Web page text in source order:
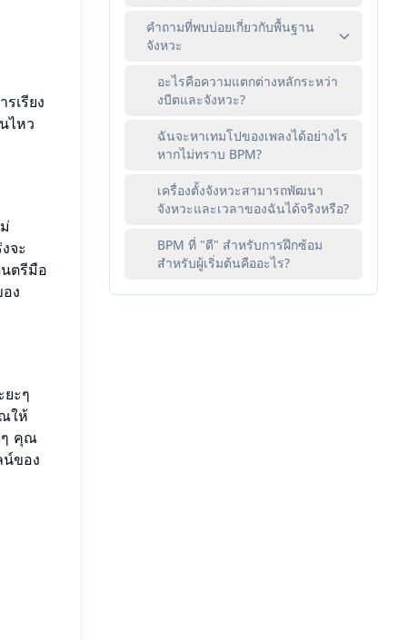
เรียง
ไหว
จะ
ตรีมือ
ง
ะๆ
ให้
ๆ คุณ
น์ของ
คำถามที่พบบ่อยเกี่ยวกับพื้นฐาน
จังหวะ
อะไรคือความแตกต่างหลักระหว่า
งบีตและจังหวะ?
ฉันจะหาเทมโปของเพลงได้อย่างไร
หากไม่ทราบ BPM?
เครื่องตั้งจังหวะสามารถพัฒนา
จังหวะและเวลาของฉันได้จริงหรือ?
BPM ที่ "ดี" สำหรับการฝึกซ้อม
สำหรับผู้เริ่มต้นคืออะไร?